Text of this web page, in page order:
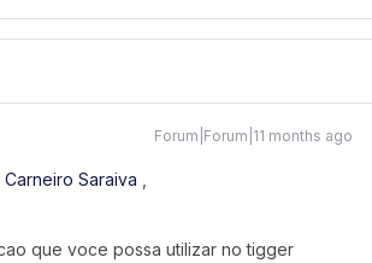
Forum|Forum|11 months ago
Saraiva
que voce possa utilizar no tigger